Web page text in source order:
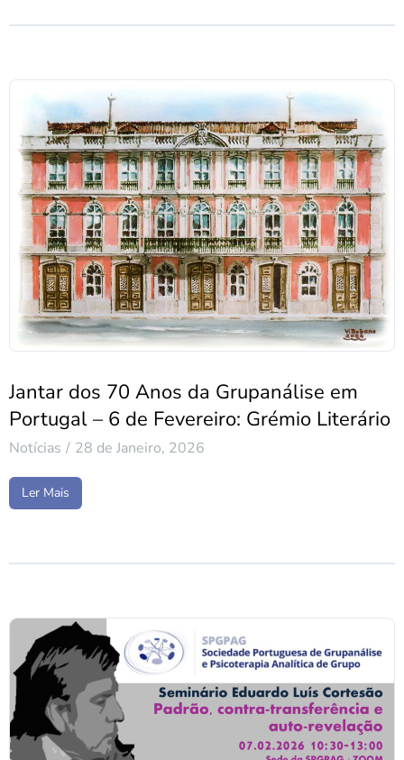
Jantar dos 70 Anos da Grupanálise em
Portugal – 6 de Fevereiro: Grémio Literário
Notícias 28 de Janeiro, 2026
Ler Mais